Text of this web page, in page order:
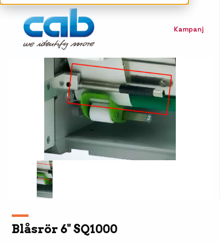
Kampanj
Blåsrör 6" SQ1000